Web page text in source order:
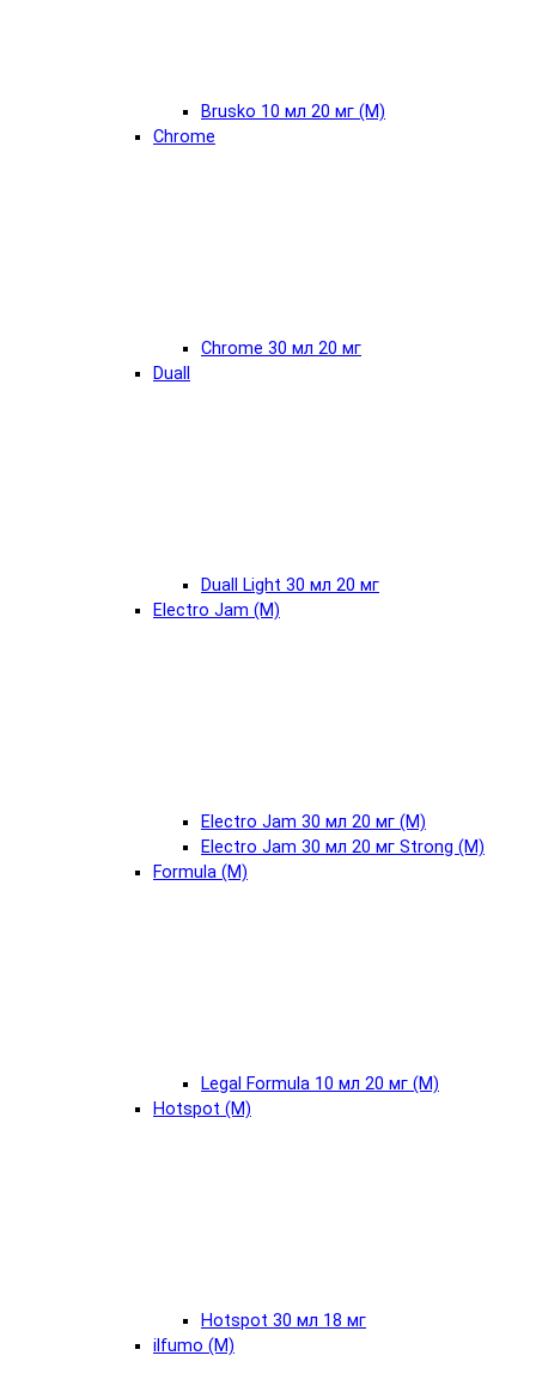
Brusko 10 мл 20 мг (М)
Chrome
Chrome 30 мл 20 мг
Duall
Duall Light 30 мл 20 мг
Electro Jam (М)
Electro Jam 30 мл 20 мг (М)
Electro Jam 30 мл 20 мг Strong (М)
Formula (М)
Legal Formula 10 мл 20 мг (М)
Hotspot (М)
Hotspot 30 мл 18 мг
ilfumo (М)